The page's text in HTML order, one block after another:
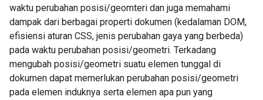
waktu perubahan posisi/geomteri dan juga memahami
dampak dari berbagai properti dokumen (kedalaman DOM,
efisiensi aturan CSS, jenis perubahan gaya yang berbeda)
pada waktu perubahan posisi/geometri. Terkadang
mengubah posisi/geometri suatu elemen tunggal di
dokumen dapat memerlukan perubahan posisi/geometri
pada elemen induknya serta elemen apa pun yang